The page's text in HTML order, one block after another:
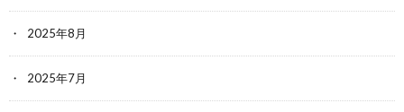
2025年8月
2025年7月